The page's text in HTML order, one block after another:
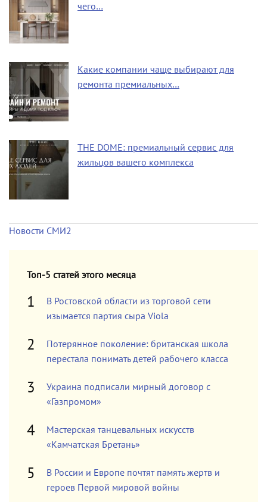
чего…
Какие компании чаще выбирают для
ремонта премиальных…
THE DOME: премиальный сервис для
жильцов вашего комплекса
Новости СМИ2
Топ-5 статей этого месяца
В Ростовской области из торговой сети
изымается партия сыра Viola
Потерянное поколение: британская школа
перестала понимать детей рабочего класса
Украина подписали мирный договор с
«Газпромом»
Мастерская танцевальных искусств
«Камчатская Бретань»
В России и Европе почтят память жертв и
героев Первой мировой войны